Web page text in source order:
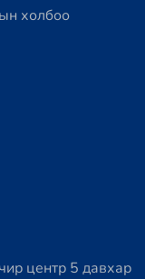
холбоо
центр 5 давхар